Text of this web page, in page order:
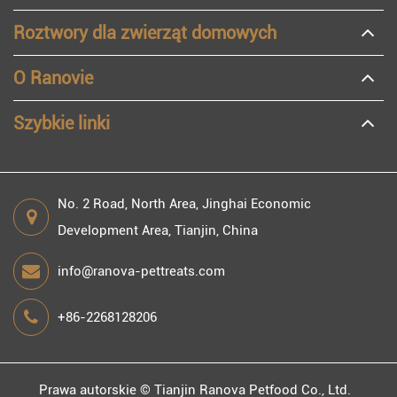
Roztwory dla zwierząt domowych
O Ranovie
Szybkie linki
No. 2 Road, North Area, Jinghai Economic
Development Area, Tianjin, China
info@ranova-pettreats.com
+86-2268128206
Prawa autorskie © Tianjin Ranova Petfood Co., Ltd.